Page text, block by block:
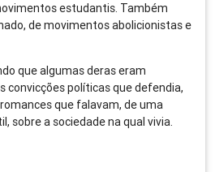
estudantis. Também
de movimentos abolicionistas e
que algumas deras eram
convicções políticas que defendia,
que falavam, de uma
sobre a sociedade na qual vivia.